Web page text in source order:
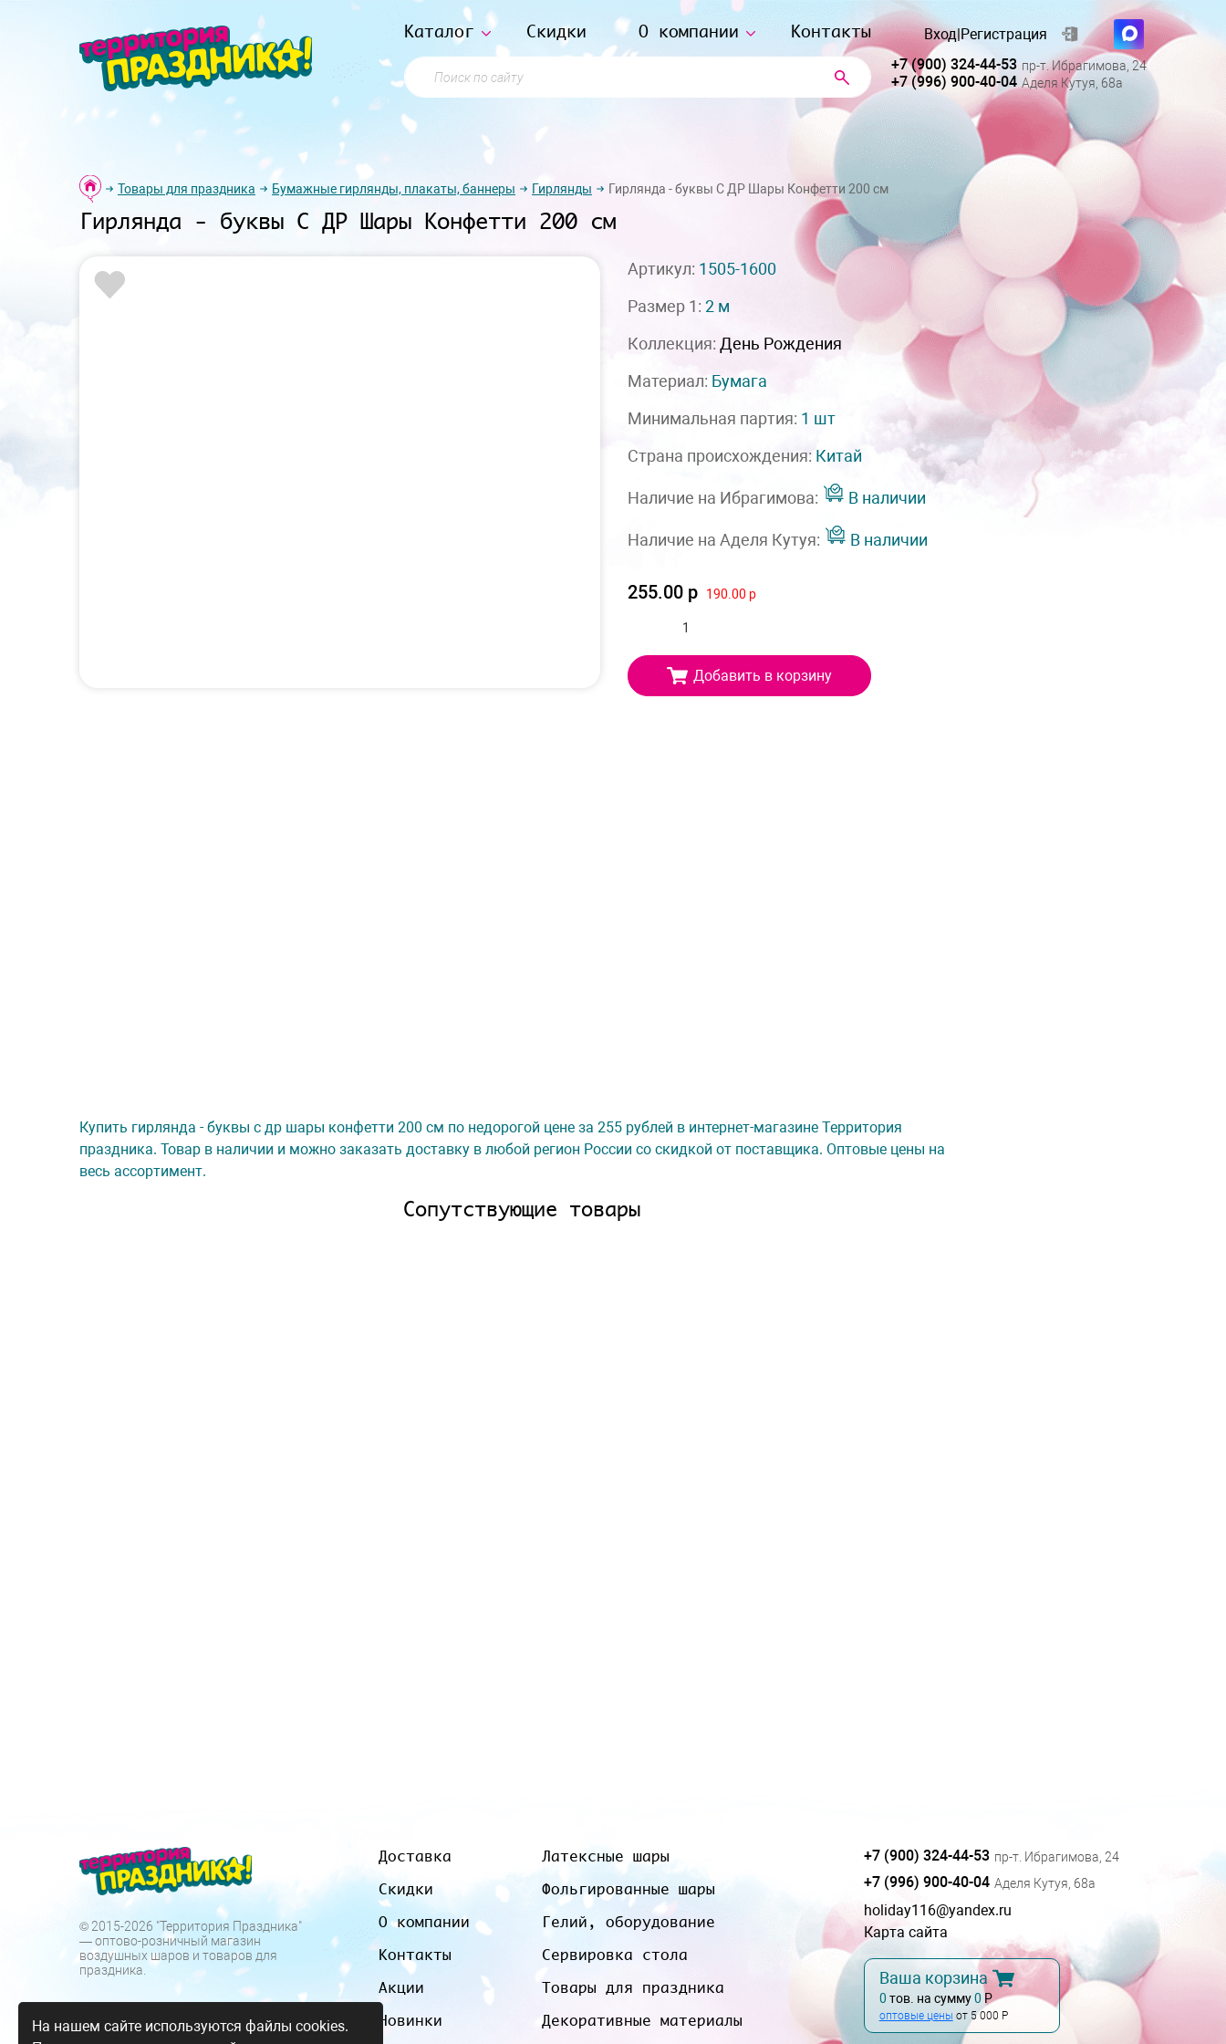
Каталог Скидки О компании Контакты
Поиск по сайту
Вход|Регистрация
+7 (900) 324-44-53 пр-т. Ибрагимова, 24
+7 (996) 900-40-04 Аделя Кутуя, 68а
Товары для праздника Бумажные гирлянды, плакаты, баннеры Гирлянды Гирлянда - буквы С ДР Шары Конфетти 200 см
Гирлянда - буквы С ДР Шары Конфетти 200 см
Артикул: 1505-1600
Размер 1: 2 м
Коллекция: День Рождения
Материал: Бумага
Минимальная партия: 1 шт
Страна происхождения: Китай
Наличие на Ибрагимова: В наличии
Наличие на Аделя Кутуя: В наличии
255.00 р 190.00 р
Добавить в корзину
Купить гирлянда - буквы с др шары конфетти 200 см по недорогой цене за 255 рублей в интернет-магазине Территория
праздника. Товар в наличии и можно заказать доставку в любой регион России со скидкой от поставщика. Оптовые цены на
весь ассортимент.
Сопутствующие товары
© 2015-2026 "Территория Праздника"
— оптово-розничный магазин
воздушных шаров и товаров для
праздника.
Доставка
Скидки
О компании
Контакты
Акции
Новинки
Латексные шары
Фольгированные шары
Гелий, оборудование
Сервировка стола
Товары для праздника
Декоративные материалы
+7 (900) 324-44-53 пр-т. Ибрагимова, 24
+7 (996) 900-40-04 Аделя Кутуя, 68а
holiday116@yandex.ru
Карта сайта
Ваша корзина
0 тов. на сумму0 Р
оптовые цены от 5 000 Р
На нашем сайте используются файлы cookies.